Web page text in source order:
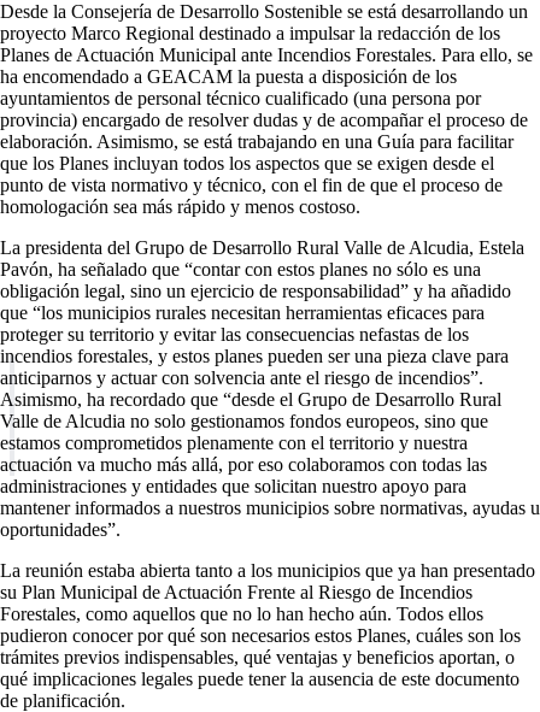
Desde la Consejería de Desarrollo Sostenible se está desarrollando un
proyecto Marco Regional destinado a impulsar la redacción de los
Planes de Actuación Municipal ante Incendios Forestales. Para ello, se
ha encomendado a GEACAM la puesta a disposición de los
ayuntamientos de personal técnico cualificado (una persona por
provincia) encargado de resolver dudas y de acompañar el proceso de
elaboración. Asimismo, se está trabajando en una Guía para facilitar
que los Planes incluyan todos los aspectos que se exigen desde el
punto de vista normativo y técnico, con el fin de que el proceso de
homologación sea más rápido y menos costoso.
La presidenta del Grupo de Desarrollo Rural Valle de Alcudia, Estela
Pavón, ha señalado que “contar con estos planes no sólo es una
obligación legal, sino un ejercicio de responsabilidad” y ha añadido
que “los municipios rurales necesitan herramientas eficaces para
proteger su territorio y evitar las consecuencias nefastas de los
incendios forestales, y estos planes pueden ser una pieza clave para
anticiparnos y actuar con solvencia ante el riesgo de incendios”.
Asimismo, ha recordado que “desde el Grupo de Desarrollo Rural
Valle de Alcudia no solo gestionamos fondos europeos, sino que
estamos comprometidos plenamente con el territorio y nuestra
actuación va mucho más allá, por eso colaboramos con todas las
administraciones y entidades que solicitan nuestro apoyo para
mantener informados a nuestros municipios sobre normativas, ayudas u
oportunidades”.
La reunión estaba abierta tanto a los municipios que ya han presentado
su Plan Municipal de Actuación Frente al Riesgo de Incendios
Forestales, como aquellos que no lo han hecho aún. Todos ellos
pudieron conocer por qué son necesarios estos Planes, cuáles son los
trámites previos indispensables, qué ventajas y beneficios aportan, o
qué implicaciones legales puede tener la ausencia de este documento
de planificación.